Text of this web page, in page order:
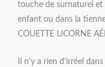
touche de surnaturel
enfant ou dans la
COUETTE LICORNE
Il n’y a rien d’irréel